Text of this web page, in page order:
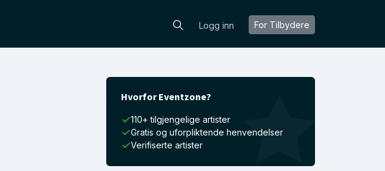
Logg inn For Tilbydere
Hvorfor Eventzone?
110+ tilgjengelige artister
Gratis og uforpliktende henvendelser
Verifiserte artister